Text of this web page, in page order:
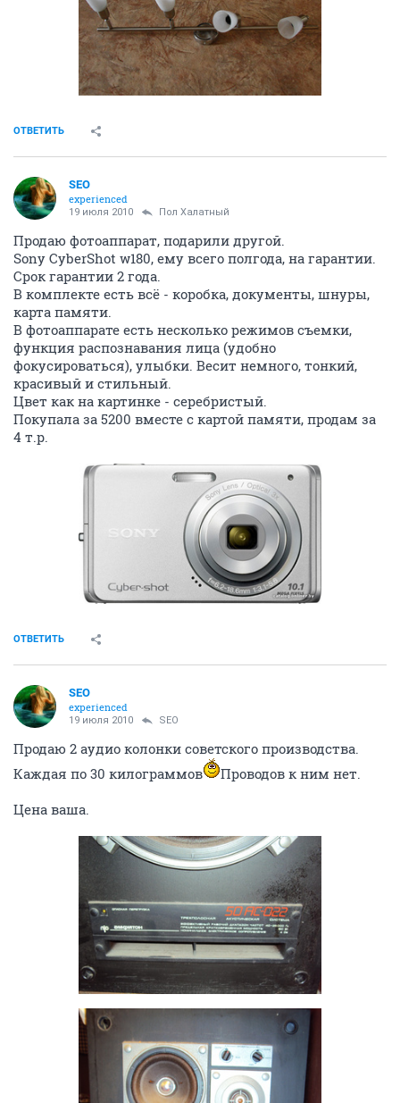
ОТВЕТИТЬ
SEO
experienced
19 июля 2010 Пол Халатный
Продаю фотоаппарат, подарили другой.
Sony CyberShot w180, ему всего полгода, на гарантии.
Срок гарантии 2 года.
В комплекте есть всё - коробка, документы, шнуры,
карта памяти.
В фотоаппарате есть несколько режимов съемки,
функция распознавания лица (удобно
фокусироваться), улыбки. Весит немного, тонкий,
красивый и стильный.
Цвет как на картинке - серебристый.
Покупала за 5200 вместе с картой памяти, продам за
4 т.р.
ОТВЕТИТЬ
SEO
experienced
19 июля 2010 SEO
Продаю 2 аудио колонки советского производства.
Каждая по 30 килограммов
Проводов к ним нет.
Цена ваша.